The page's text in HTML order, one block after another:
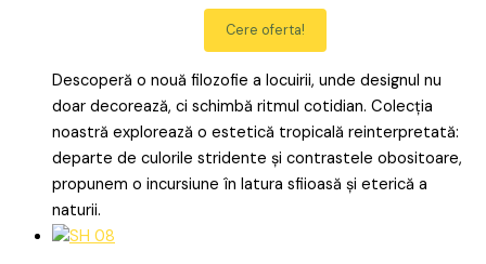
Cere oferta!
Descoperă o nouă filozofie a locuirii, unde designul nu
doar decorează, ci schimbă ritmul cotidian. Colecția
noastră explorează o estetică tropicală reinterpretată:
departe de culorile stridente și contrastele obositoare,
propunem o incursiune în latura sfiioasă și eterică a
naturii.